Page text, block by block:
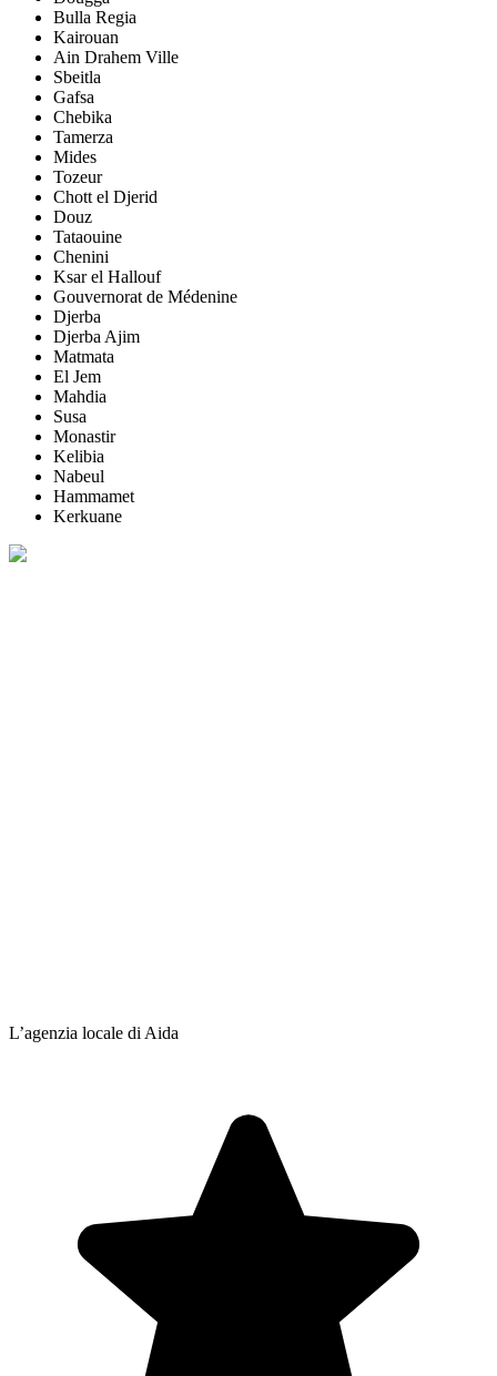
Bulla Regia
Kairouan
Ain Drahem Ville
Sbeitla
Gafsa
Chebika
Tamerza
Mides
Tozeur
Chott el Djerid
Douz
Tataouine
Chenini
Ksar el Hallouf
Gouvernorat de Médenine
Djerba
Djerba Ajim
Matmata
El Jem
Mahdia
Susa
Monastir
Kelibia
Nabeul
Hammamet
Kerkuane
L’agenzia locale di Aida